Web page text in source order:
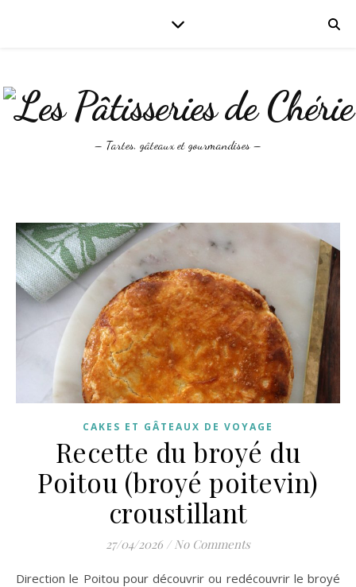
– Tartes, gâteaux et gourmandises –
CAKES ET GÂTEAUX DE VOYAGE
Recette du broyé du
Poitou (broyé poitevin)
croustillant
27/04/2026 / No Comments
Direction le Poitou pour découvrir ou redécouvrir le broyé